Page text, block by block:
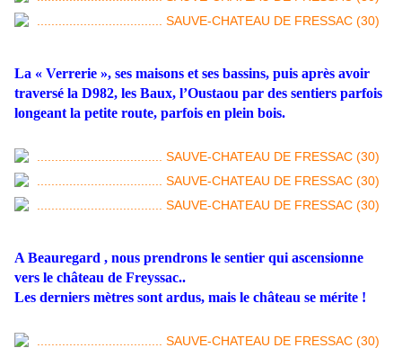
La « Verrerie », ses maisons et ses bassins, puis après avoir
traversé la D982, les Baux, l’Oustaou par des sentiers parfois
longeant la petite route, parfois en plein bois.
A Beauregard , nous prendrons le sentier qui ascensionne
vers le château de Freyssac..
Les derniers mètres sont ardus, mais le château se mérite !